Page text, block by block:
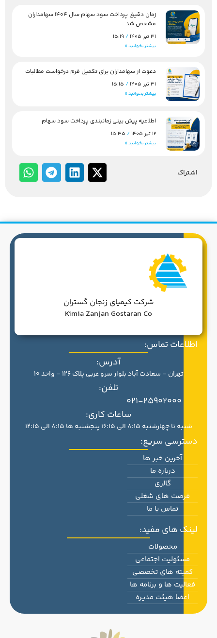
اشتراک
زمان دقیق پرداخت سود سهام سال 1404 سهامداران
مشخص شد
31 تیر 1405
بیشتر بخوانید »
دعوت از سهامداران برای تکمیل فرم درخواست مطالبات
31 تیر 1405
بیشتر بخوانید »
اطلاعیه پیش بینی زمانبندی پرداخت سود سهام
12 تیر 1405
بیشتر بخوانید »
اطلاعات تماس:
آدرس:
تهران – سعادت آباد بلوار سرو غربی پلاک 126 – واحد 10
تلفن:
021-25902000
ساعات کاری:
شنبه تا چهارشنبه 8:15 الی 16:15 پنجشنبه ها 8:15 الی 12:15
دسترسی سریع:
آخرین خبر ها
درباره ما
گالری
فرصت های شغلی
تماس با ما
لینک های مفید:
محصولات
مسئولیت اجتماعی
کمیته های تخصصی
فعالیت ها و برنامه ها
اعضا هیئت مدیره
شرکت کیمیای زنجان گستران
Kimia Zanjan Gostaran Co